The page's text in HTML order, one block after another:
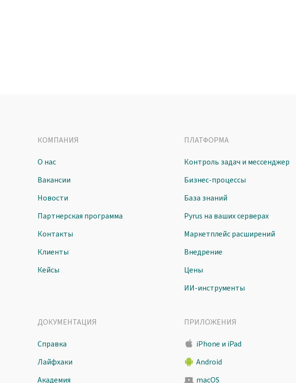
КОМПАНИЯ
О нас
Вакансии
Новости
Партнерская программа
Контакты
Клиенты
Кейсы
ПЛАТФОРМА
Контроль задач и мессенджер
Бизнес-процессы
База знаний
Pyrus на ваших серверах
Маркетплейс расширений
Внедрение
Цены
ИИ-инструменты
ДОКУМЕНТАЦИЯ
Справка
Лайфхаки
Академия
ПРИЛОЖЕНИЯ
iPhone и iPad
Android
macOS